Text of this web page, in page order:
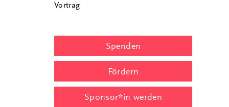
Vortrag
Spenden
Fördern
Sponsor*in werden